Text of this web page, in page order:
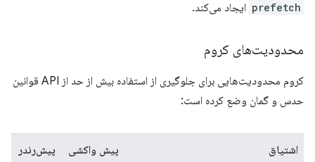
prefetch ایجاد می‌کند.
محدودیت‌های کروم
کروم محدودیت‌هایی برای جلوگیری از استفاده بیش از حد از API قوانین
حدس و گمان وضع کرده است:
اشتیاق پیش واکشی پیش‌رندر